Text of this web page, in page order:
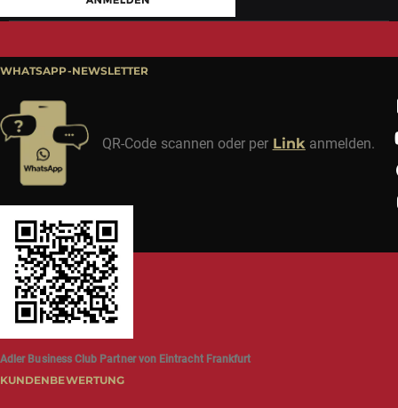
WHATSAPP-NEWSLETTER
QR-Code scannen oder per Linkanmelden.
Adler Business Club Partner von Eintracht Frankfurt
KUNDENBEWERTUNG